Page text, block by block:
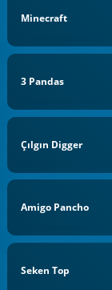
Minecraft
3 Pandas
Çılgın Digger
Amigo Pancho
Seken Top